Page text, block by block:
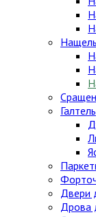
Галтель
Двери
Дрова